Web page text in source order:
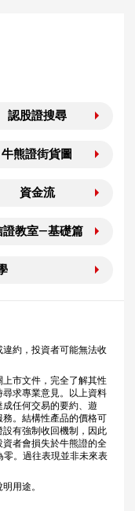
認股證搜尋
牛熊證街貨圖
資金流
證教室—基礎篇
約，投資者可能無法收
市文件，完全了解其性
求專業意見。以上資料
任何交易的要約、遊
。結構性產品的價格可
有強制收回機制，因此
者會損失於牛熊證的全
零。過往表現並非未來表
用途。